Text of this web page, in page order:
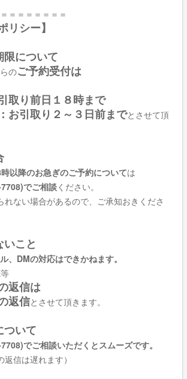
＝＝＝＝＝＝＝
リシー】
について
のご予約受付は
取り前日１８時まで
お引取り２～３日前までとさせて頂
以降のお急ぎのご予約については
でご相談ください。
れない場合があるので、ご承知おきくださ
こと
、DMの対応はできかねます。
返信は
返信とさせて頂きます。
ついて
でご相談いただくとスムーズです。
信は遅れます）